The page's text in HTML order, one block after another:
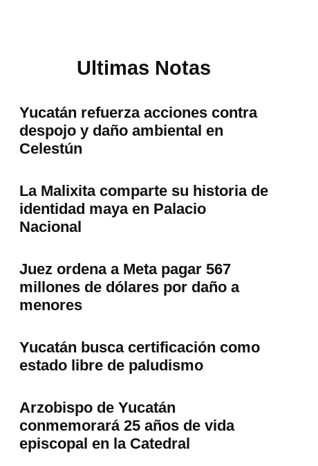
Ultimas Notas
Yucatán refuerza acciones contra
despojo y daño ambiental en
Celestún
La Malixita comparte su historia de
identidad maya en Palacio
Nacional
Juez ordena a Meta pagar 567
millones de dólares por daño a
menores
Yucatán busca certificación como
estado libre de paludismo
Arzobispo de Yucatán
conmemorará 25 años de vida
episcopal en la Catedral